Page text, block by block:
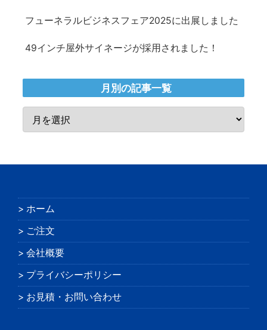
フューネラルビジネスフェア2025に出展しました
49インチ屋外サイネージが採用されました！
月別の記事一覧
ホーム
ご注文
会社概要
プライバシーポリシー
お見積・お問い合わせ